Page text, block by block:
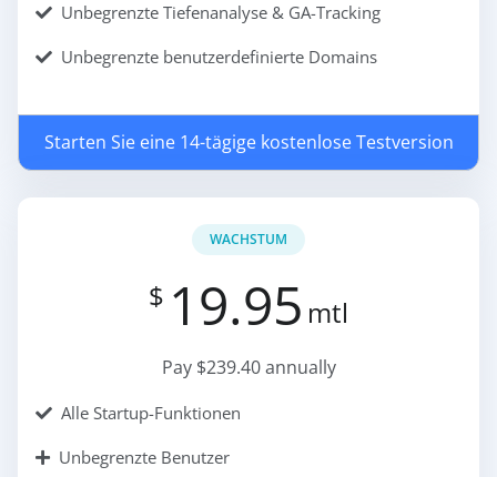
Unbegrenzte Tiefenanalyse & GA-Tracking
Unbegrenzte benutzerdefinierte Domains
Starten Sie eine 14-tägige kostenlose Testversion
WACHSTUM
$ 19.95 mtl
Pay $239.40 annually
Alle Startup-Funktionen
Unbegrenzte Benutzer